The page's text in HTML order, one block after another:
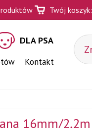
Twój koszyk:
DLA PSA
Kontakt
16mm/2,2m